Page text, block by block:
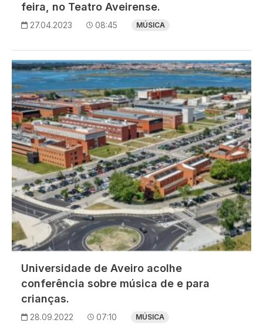
feira, no Teatro Aveirense.
27.04.2023 08:45 MÚSICA
Imagem
Universidade de Aveiro acolhe
conferência sobre música de e para
crianças.
28.09.2022 07:10 MÚSICA